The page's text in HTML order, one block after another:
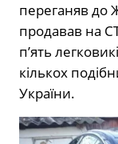
переганяв до
продавав на
п’ять
кількох
України.